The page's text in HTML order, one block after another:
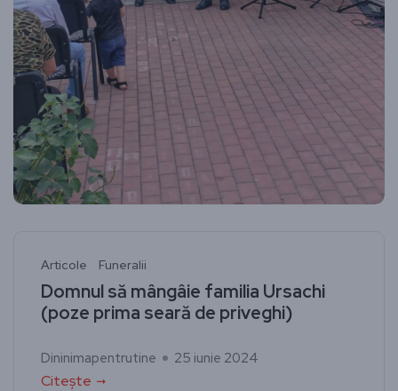
Articole Funeralii
Domnul să mângâie familia Ursachi
(poze prima seară de priveghi)
Dininimapentrutine 25 iunie 2024
Citește